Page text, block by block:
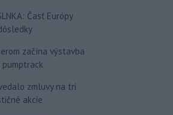
Časť Európy
začína výstavba
zmluvy na tri
akcie